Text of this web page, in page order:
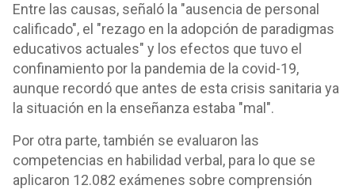
Entre las causas, señaló la "ausencia de personal
calificado", el "rezago en la adopción de paradigmas
educativos actuales" y los efectos que tuvo el
confinamiento por la pandemia de la covid-19,
aunque recordó que antes de esta crisis sanitaria ya
la situación en la enseñanza estaba "mal".
Por otra parte, también se evaluaron las
competencias en habilidad verbal, para lo que se
aplicaron 12.082 exámenes sobre comprensión